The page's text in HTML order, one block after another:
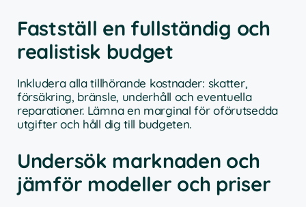
Fastställ en fullständig och
realistisk budget
Inkludera alla tillhörande kostnader: skatter,
försäkring, bränsle, underhåll och eventuella
reparationer. Lämna en marginal för oförutsedda
utgifter och håll dig till budgeten.
Undersök marknaden och
jämför modeller och priser